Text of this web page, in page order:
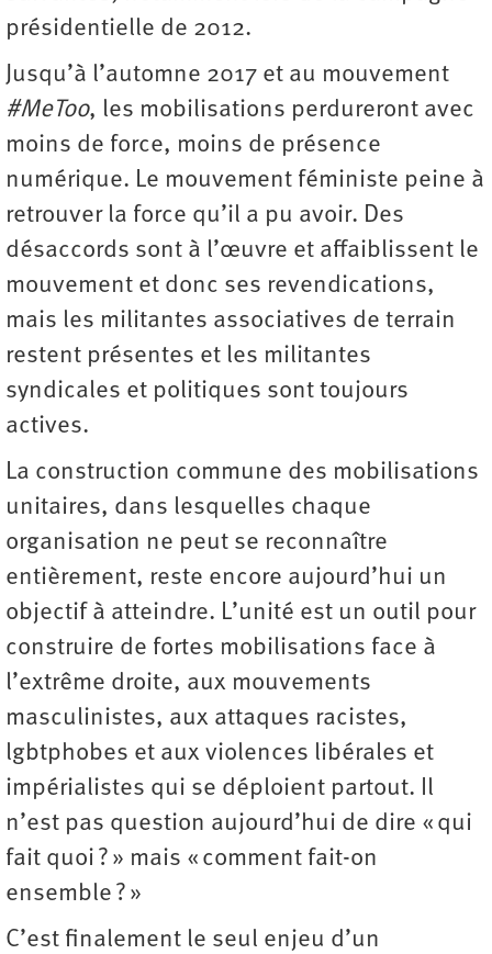
présidentielle de 2012.
Jusqu’à l’automne 2017 et au mouvement
#MeToo, les mobilisations perdureront avec
moins de force, moins de présence
numérique. Le mouvement féministe peine à
retrouver la force qu’il a pu avoir. Des
désaccords sont à l’œuvre et affaiblissent le
mouvement et donc ses revendications,
mais les militantes associatives de terrain
restent présentes et les militantes
syndicales et politiques sont toujours
actives.
La construction commune des mobilisations
unitaires, dans lesquelles chaque
organisation ne peut se reconnaître
entièrement, reste encore aujourd’hui un
objectif à atteindre. L’unité est un outil pour
construire de fortes mobilisations face à
l’extrême droite, aux mouvements
masculinistes, aux attaques racistes,
lgbtphobes et aux violences libérales et
impérialistes qui se déploient partout. Il
n’est pas question aujourd’hui de dire « qui
fait quoi ? » mais « comment fait-on
ensemble ? »
C’est finalement le seul enjeu d’un